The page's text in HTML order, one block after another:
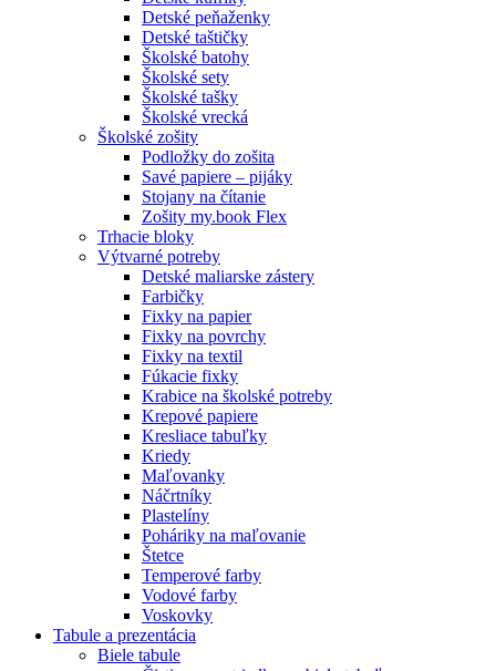
Detské peňaženky
Detské taštičky
Školské batohy
Školské sety
Školské tašky
Školské vrecká
Školské zošity
Podložky do zošita
Savé papiere – pijáky
Stojany na čítanie
Zošity my.book Flex
Trhacie bloky
Výtvarné potreby
Detské maliarske zástery
Farbičky
Fixky na papier
Fixky na povrchy
Fixky na textil
Fúkacie fixky
Krabice na školské potreby
Krepové papiere
Kresliace tabuľky
Kriedy
Maľovanky
Náčrtníky
Plastelíny
Poháriky na maľovanie
Štetce
Temperové farby
Vodové farby
Voskovky
Tabule a prezentácia
Biele tabule